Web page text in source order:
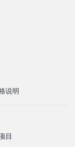
说明
目